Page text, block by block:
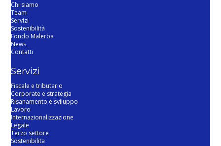
Chi siamo
Team
Servizi
Sostenibilità
Fondo Malerba
News
Contatti
Servizi
Fiscale e tributario
Corporate e strategia
Risanamento e sviluppo
Lavoro
Internazionalizzazione
Legale
Terzo settore
Sostenibilita